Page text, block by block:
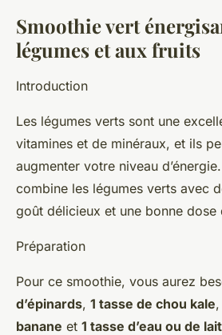
Smoothie vert
légumes et aux fruits
Introduction
Les légumes verts sont une
vitamines et de minéraux, et ils
augmenter votre niveau
combine les légumes verts avec
goût délicieux et une bonne dose
Préparation
Pour ce smoothie, vous aurez
d’épinards, 1 tasse de chou kale,
banane et 1 tasse d’eau ou de